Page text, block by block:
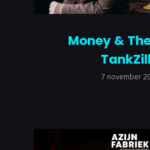
Money &
7 november